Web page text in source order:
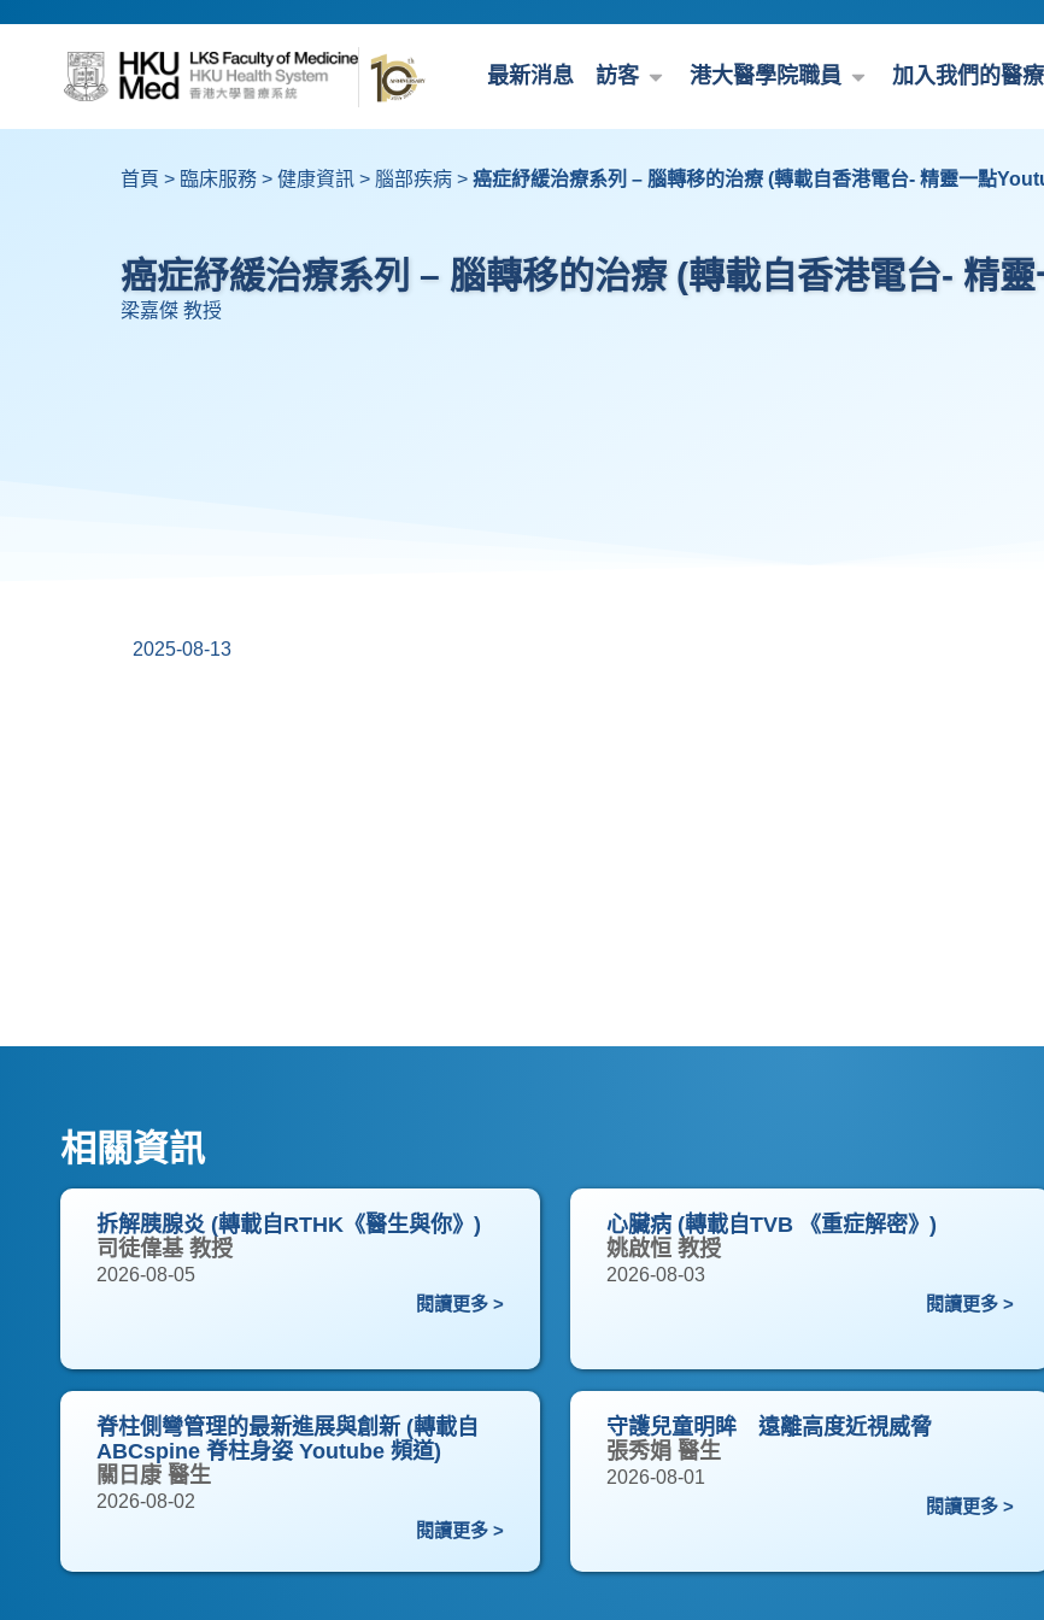
最新消息 訪客 港大醫學院職員 加入我們的醫
首頁 > 臨床服務 > 健康資訊 > 腦部疾病 > 癌症紓緩治療系列 – 腦轉移的治療 (轉載自香港電台- 精靈一點
癌症紓緩治療系列 – 腦轉移的治療 (轉載自香港電台- 精
梁嘉傑 教授
2025-08-13
相關資訊
拆解胰腺炎 (轉載自RTHK《醫生與你》)
司徒偉基 教授
2026-08-05
閱讀更多 >
心臟病 (轉載自TVB 《重症解密》)
姚啟恒 教授
2026-08-03
閱讀更多 >
脊柱側彎管理的最新進展與創新 (轉載自
ABCspine 脊柱身姿 Youtube 頻道)
關日康 醫生
2026-08-02
閱讀更多 >
守護兒童明眸 遠離高度近視威脅
張秀娟 醫生
2026-08-01
閱讀更多 >